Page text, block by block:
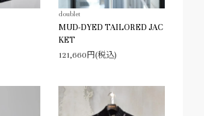
doublet
MUD-DYED TAILORED JAC
KET
121,660円(税込)